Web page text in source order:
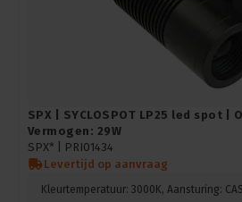
SPX | SYCLOSPOT LP25 led spot |
Vermogen: 29W
SPX* |
PRI01434
Levertijd op aanvraag